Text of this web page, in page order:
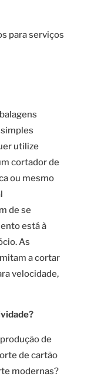
para serviços
utilize
cortador de
ou mesmo
de se
está à
As
a cortar
velocidade,
de
de cartão
modernas?